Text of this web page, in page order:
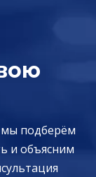
подберём
и объясним